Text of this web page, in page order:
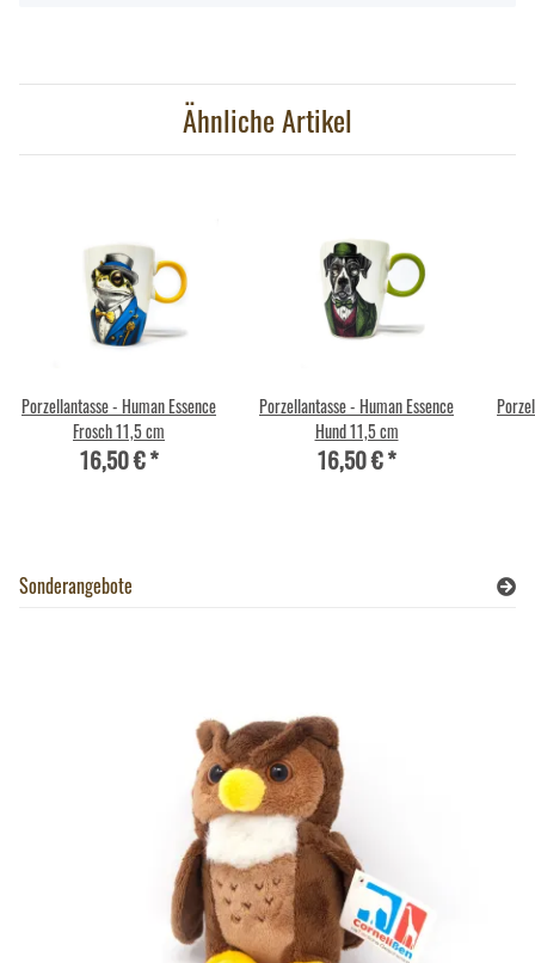
Ähnliche Artikel
Porzellantasse - Human Essence
Frosch 11,5 cm
16,50 €*
Porzellantasse - Human Essence
Hund 11,5 cm
16,50 €*
Sonderangebote